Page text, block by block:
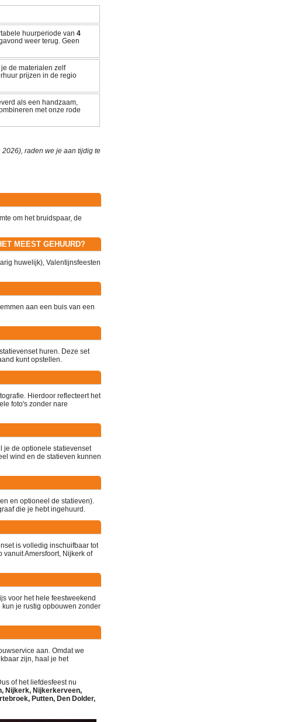
huurperiode van 4
weer terug. Geen
de materialen zelf
prijzen in de regio
als een handzaam,
met onze rode
raden we je aan tijdig te
om het bruidspaar, de
MEEST GEHUURD?
huwelijk), Valentijnsfeesten
aan een buis van een
huren. Deze set
kunt opstellen.
Hierdoor reflecteert het
foto's zonder nare
je de optionele statievenset
wind en de statieven kunnen
en optioneel de statieven).
die je hebt ingehuurd.
is volledig inschuifbaar tot
Amersfoort, Nijkerk of
voor het hele feestweekend
je rustig opbouwen zonder
aan. Omdat we
zijn, haal je het
of het liefdesfeest nu
Nijkerk, Nijkerkerveen,
Putten, Den Dolder,